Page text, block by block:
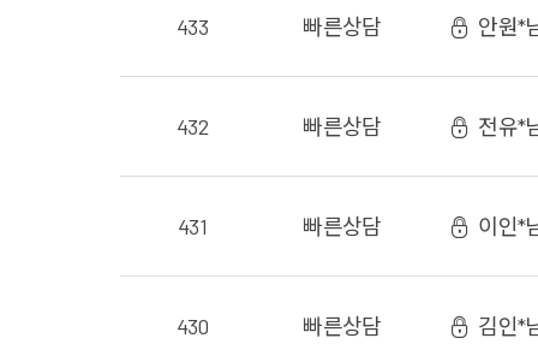
433 빠른상담 안원*
432 빠른상담 전유*
431 빠른상담 이인*
430 빠른상담 김인*